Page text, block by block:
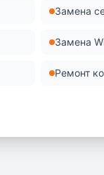
Замена
Замена
Ремонт